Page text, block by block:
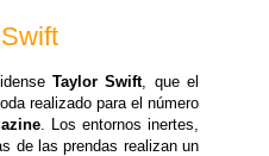
Taylor Swift, que el
realizado para el número
. Los entornos inertes,
de las prendas realizan un